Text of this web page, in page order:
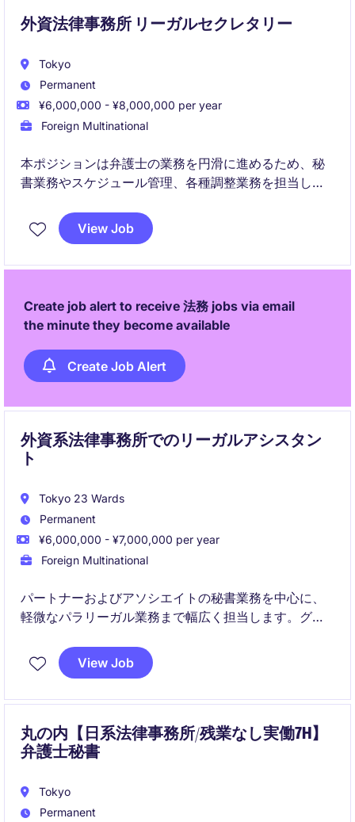
外資法律事務所 リーガルセクレタリー
Tokyo
Permanent
¥6,000,000 - ¥8,000,000 per year
Foreign Multinational
本ポジションは弁護士の業務を円滑に進めるため、秘
書業務やスケジュール管理、各種調整業務を担当しま
ションです。View Job
Create job alert to receive 法務 jobs via email
the minute they become available
Create Job Alert
外資系法律事務所でのリーガルアシスタン
ト
Tokyo 23 Wards
Permanent
¥6,000,000 - ¥7,000,000 per year
Foreign Multinational
パートナーおよびアソシエイトの秘書業務を中心に、
軽微なパラリーガル業務まで幅広く担当します。グロ
料作成までスピード感のある環境で活躍いただけま
す。
View Job
丸の内【日系法律事務所/残業なし実働7H】
弁護士秘書
Tokyo
Permanent